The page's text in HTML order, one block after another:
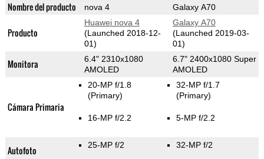
Nombre del producto nova 4 Galaxy A70
Producto
Huawei nova 4
(Launched 2018-12-
01)
Galaxy A70
(Launched 2019-03-
01)
Monitora
6.4" 2310x1080
AMOLED
6.7" 2400x1080 Super
AMOLED
Cámara Primaria
20-MP f/1.8
(Primary)
16-MP f/2.2
32-MP f/1.7
(Primary)
5-MP f/2.2
Autofoto 25-MP f/2 32-MP f/2